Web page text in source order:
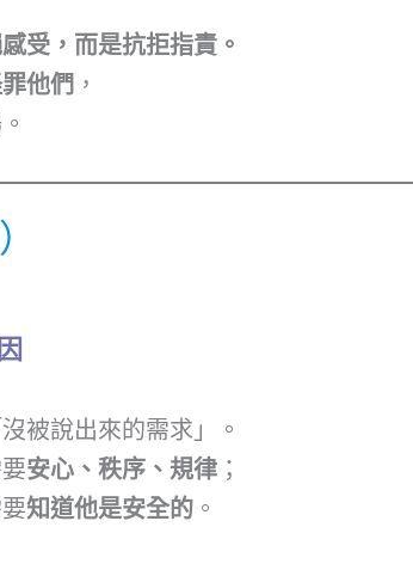
受，而是抗拒指責。
他們 ，
被說出來的需求」。
安心、秩序、規律 ；
知道他是安全的 。